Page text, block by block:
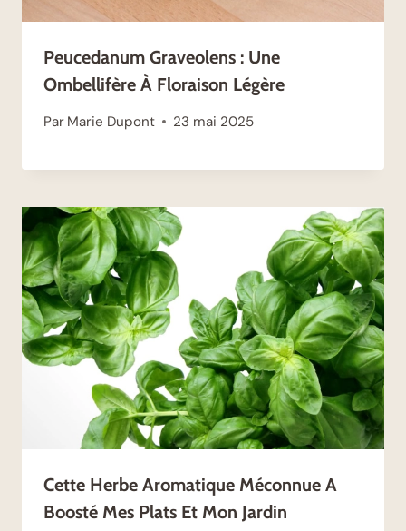
Peucedanum Graveolens : Une
Ombellifère À Floraison Légère
Par Marie Dupont 23 mai 2025
Cette Herbe Aromatique Méconnue A
Boosté Mes Plats Et Mon Jardin